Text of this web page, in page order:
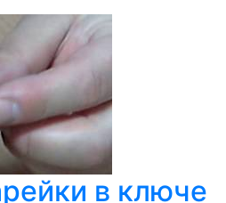
в ключе